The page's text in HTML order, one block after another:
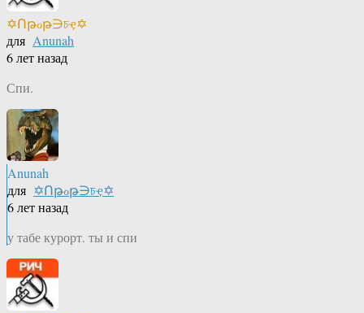
✡Ոթℴթ∋চҿ✡
для Anunah
6 лет назад
Спи.
Anunah
для ✡Ոթℴթ∋চҿ✡
6 лет назад
у табе курорт. ты и спи